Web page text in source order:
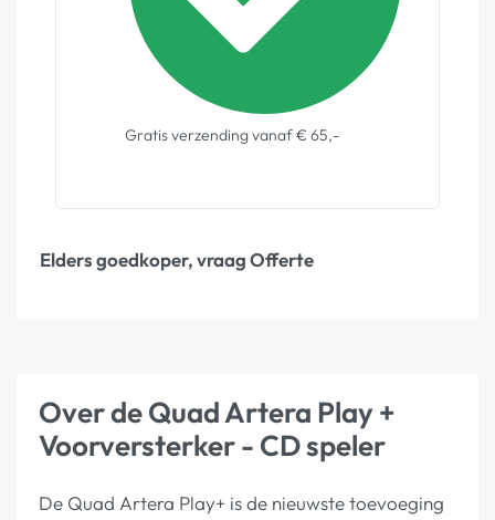
Gratis verzending vanaf € 65,-
Elders goedkoper, vraag Offerte
Over de Quad Artera Play +
Voorversterker - CD speler
De Quad Artera Play+ is de nieuwste toevoeging